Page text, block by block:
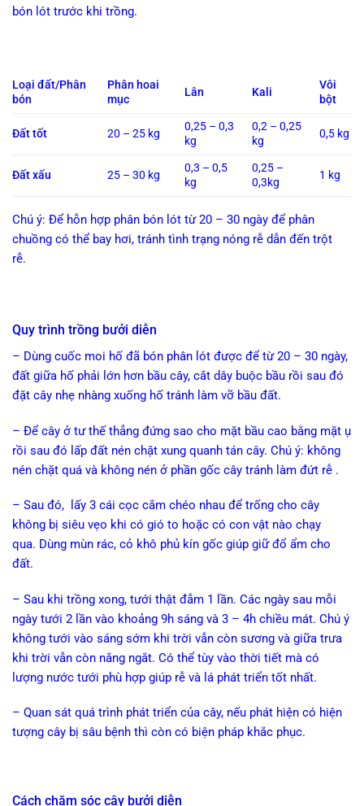
bón lót trước khi trồng.
Loại đất/Phân
bón
Phân hoai
mục
Lân Kali
Vôi
bột
Đất tốt 20 – 25 kg
0,25 – 0,3
kg
0,2 – 0,25
kg
0,5 kg
Đất xấu 25 – 30 kg
0,3 – 0,5
kg
0,25 –
0,3kg
1 kg
Chú ý: Để hỗn hợp phân bón lót từ 20 – 30 ngày để phân
chuồng có thể bay hơi, tránh tình trạng nóng rễ dẫn đến trột
rễ.
Quy trình trồng bưởi diễn
– Dùng cuốc moi hố đã bón phân lót được để từ 20 – 30 ngày,
đất giữa hố phải lớn hơn bầu cây, cắt dây buộc bầu rồi sau đó
đặt cây nhẹ nhàng xuống hố tránh làm vỡ bầu đất.
– Để cây ở tư thế thẳng đứng sao cho mặt bầu cao bằng mặt ụ
rồi sau đó lấp đất nén chặt xung quanh tán cây. Chú ý: không
nén chặt quá và không nén ở phần gốc cây tránh làm đứt rễ .
– Sau đó, lấy 3 cái cọc cắm chéo nhau để trống cho cây
không bị siêu vẹo khi có gió to hoặc có con vật nào chạy
qua. Dùng mùn rác, cỏ khô phủ kín gốc giúp giữ đổ ẩm cho
đất.
– Sau khi trồng xong, tưới thật đẫm 1 lần. Các ngày sau mỗi
ngày tưới 2 lần vào khoảng 9h sáng và 3 – 4h chiều mát. Chú ý
không tưới vào sáng sớm khi trời vẫn còn sương và giữa trưa
khi trời vẫn còn nắng ngắt. Có thể tùy vào thời tiết mà có
lượng nước tưới phù hợp giúp rễ và lá phát triển tốt nhất.
– Quan sát quá trình phát triển của cây, nếu phát hiện có hiện
tượng cây bị sâu bệnh thì còn có biện pháp khắc phục.
Cách chăm sóc cây bưởi diễn